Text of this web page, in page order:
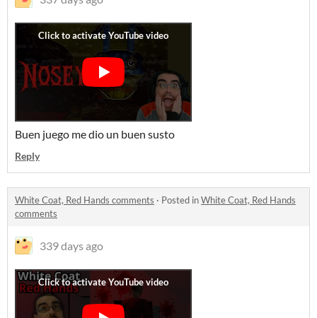
Buen juego me dio un buen susto
Reply
White Coat, Red Hands comments · Posted inWhite Coat, Red Hands
comments
339 days ago